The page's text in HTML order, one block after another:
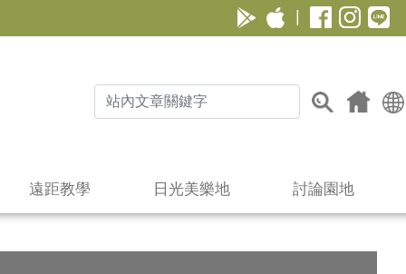
遠距教學 日光美樂地 討論園地